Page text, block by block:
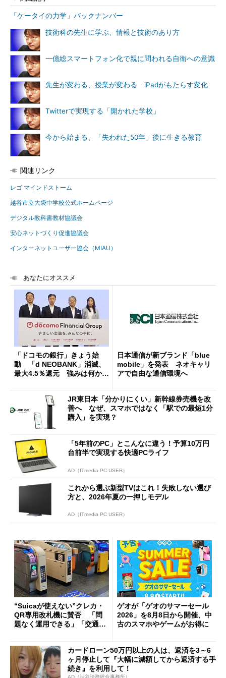
「ケータイの力学」バックナンバー
技術科の先生に学ぶ、情報と技術のあり方
一億総スマートフォン化で親に問われる自衛への意識
先生が変わる、授業が変わる iPadがもたらす変化
Twitterで実現する「開かれた学校」
今から始まる、「失われた50年」後に生きる教育
関連リンク
レゴ マインドストーム
越谷市立大袋中学校公式ホームページ
デジタル教科書教材協議会
安心ネットづくり促進協議会
インターネットユーザー協会（MIAU）
あなたにオススメ
「ドコモの銀行」きょう始
動 「d NEOBANK」消滅、
最大4.5％還元 強みは何か解
日本通信が新ブランド「blue
mobile」を発表 ネオキャリ
アで自由な通信環境へ
JR東日本「分かりにくい」新幹線券売機を改
善へ なぜ、スマホではなく「駅での最短1分
購入」を実現？
「5年前のPC」とこんなに違う！予算10万円
台前半で実現する快適PCライフ
AD（ITmedia PC USER）
これから選ぶ新型TVはこれ！失敗しない選び
方と、2026年夏の一押しモデル
AD（ITmedia PC USER）
“Suicaが使えない”クレカ・
QR専用改札機に賛否 「問
題なく運用できる」「交通系I
ゲオが「ゲオのサマーセール
2026」を8月8日から開催、中
古のスマホやゲームがお得に
カードローン50万円以上の人は、返済を3～6
ヶ月停止して『大幅に減額してから返済する手
続き』を利用して！
AD（渋谷法務総合事務所）